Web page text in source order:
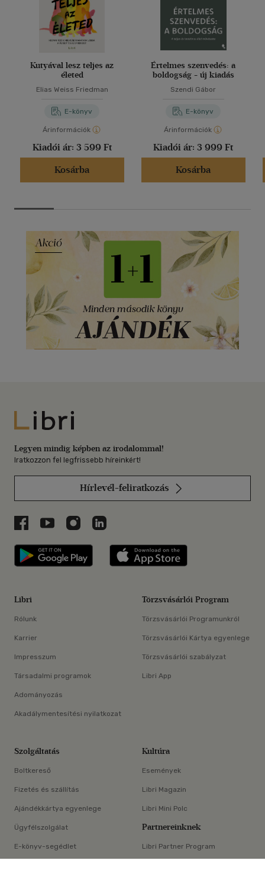
Kutyával lesz teljes az
életed
Elias Weiss Friedman
E-könyv
Árinformációk
Kiadói ár: 3 599 Ft
Kosárba
Értelmes szenvedés: a
boldogság - új kiadás
Szendi Gábor
E-könyv
Árinformációk
Kiadói ár: 3 999 Ft
Kosárba
Libri
Legyen mindig képben az irodalommal!
Iratkozzon fel legfrissebb híreinkért!
Hírlevél-feliratkozás
Libri a Facebookon
Libri a Youtube-on
Libri az Instagramon
Libri a LinkedInen
Libri applikáció Szerezd meg: Google
Libri
Rólunk
Karrier
Impresszum
Társadalmi programok
Adományozás
Akadálymentesítési nyilatkozat
Törzsvásárlói Program
Törzsvásárlói Programunkról
Törzsvásárlói Kártya egyenlege
Törzsvásárlói szabályzat
Libri App
Szolgáltatás
Boltkereső
Fizetés és szállítás
Ajándékkártya egyenlege
Ügyfélszolgálat
E-könyv-segédlet
Kultúra
Események
Libri Magazin
Libri Mini Polc
Partnereinknek
Libri Partner Program